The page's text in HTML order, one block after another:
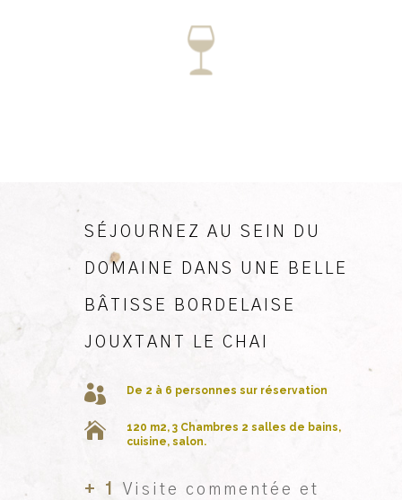
SÉJOURNEZ AU SEIN DU
DOMAINE DANS UNE BELLE
BÂTISSE BORDELAISE
JOUXTANT LE CHAI
 De 2 à 6 personnes sur réservation

120 m2, 3 Chambres 2 salles de bains,
cuisine, salon.
+ 1
Visite commentée et